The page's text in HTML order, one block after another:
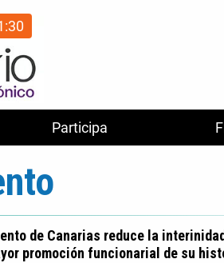
Participa
de Canarias reduce la
promoción funcionarial de su